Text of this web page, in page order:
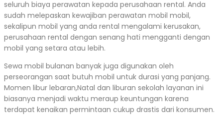
seluruh biaya perawatan kepada perusahaan rental. Anda
sudah melepaskan kewajiban perawatan mobil mobil,
sekalipun mobil yang anda rental mengalami kerusakan,
perusahaan rental dengan senang hati mengganti dengan
mobil yang setara atau lebih.
Sewa mobil bulanan banyak juga digunakan oleh
perseorangan saat butuh mobil untuk durasi yang panjang.
Momen libur lebaran,Natal dan liburan sekolah layanan ini
biasanya menjadi waktu meraup keuntungan karena
terdapat kenaikan permintaan cukup drastis dari konsumen.